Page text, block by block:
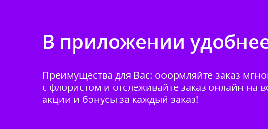
В приложении
Преимущества для Вас: оформляйте заказ
с флористом и отслеживайте заказ онлайн на
акции и бонусы за каждый заказ!